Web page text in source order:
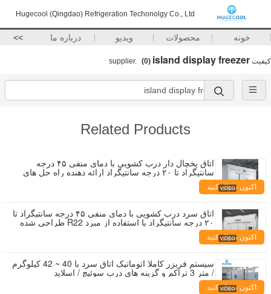
Hugecool (Qingdao) Refrigeration Techonolgy Co., Ltd
خونه محصولات ویدیو درباره ما >>
کیفیت island display freezer
(0)
Related Products
اتاق یخچال دار درب کشویی با دمای منفی ۴۵ درجه
سانتیگراد تا ۲۰ درجه سانتیگراد ارائه دهنده راه حل های
نگهداری سرد برای کاربردهای صنعتیاکنون سؤال کنید
اتاق سرد درب کشویی با دمای منفی ۴۵ درجه سانتیگراد تا
۲۰ درجه سانتیگراد با استفاده از مبرد R22 طراحی شده
برای عملیات نگهداری سرد و انجماداکنون سؤال کنید
سیستم فریزر کاملا اتوماتیک اتاق سرد با 40 ~ 42 کیلوگرم
/ متر 3 تراکم و گزینه های درب سوئیچ / اسلاید
اکنون سؤال کنید